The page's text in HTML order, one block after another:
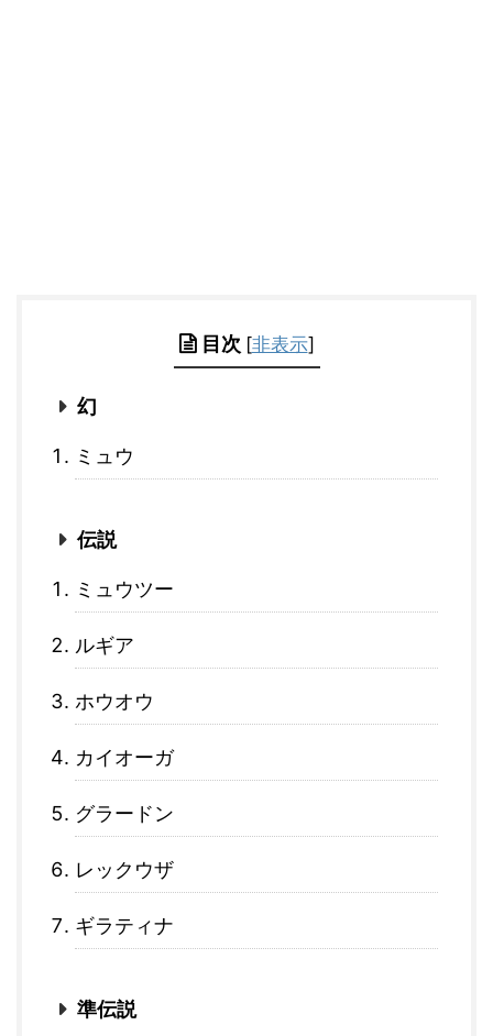
目次 [非表示]
幻
ミュウ
伝説
ミュウツー
ルギア
ホウオウ
カイオーガ
グラードン
レックウザ
ギラティナ
準伝説